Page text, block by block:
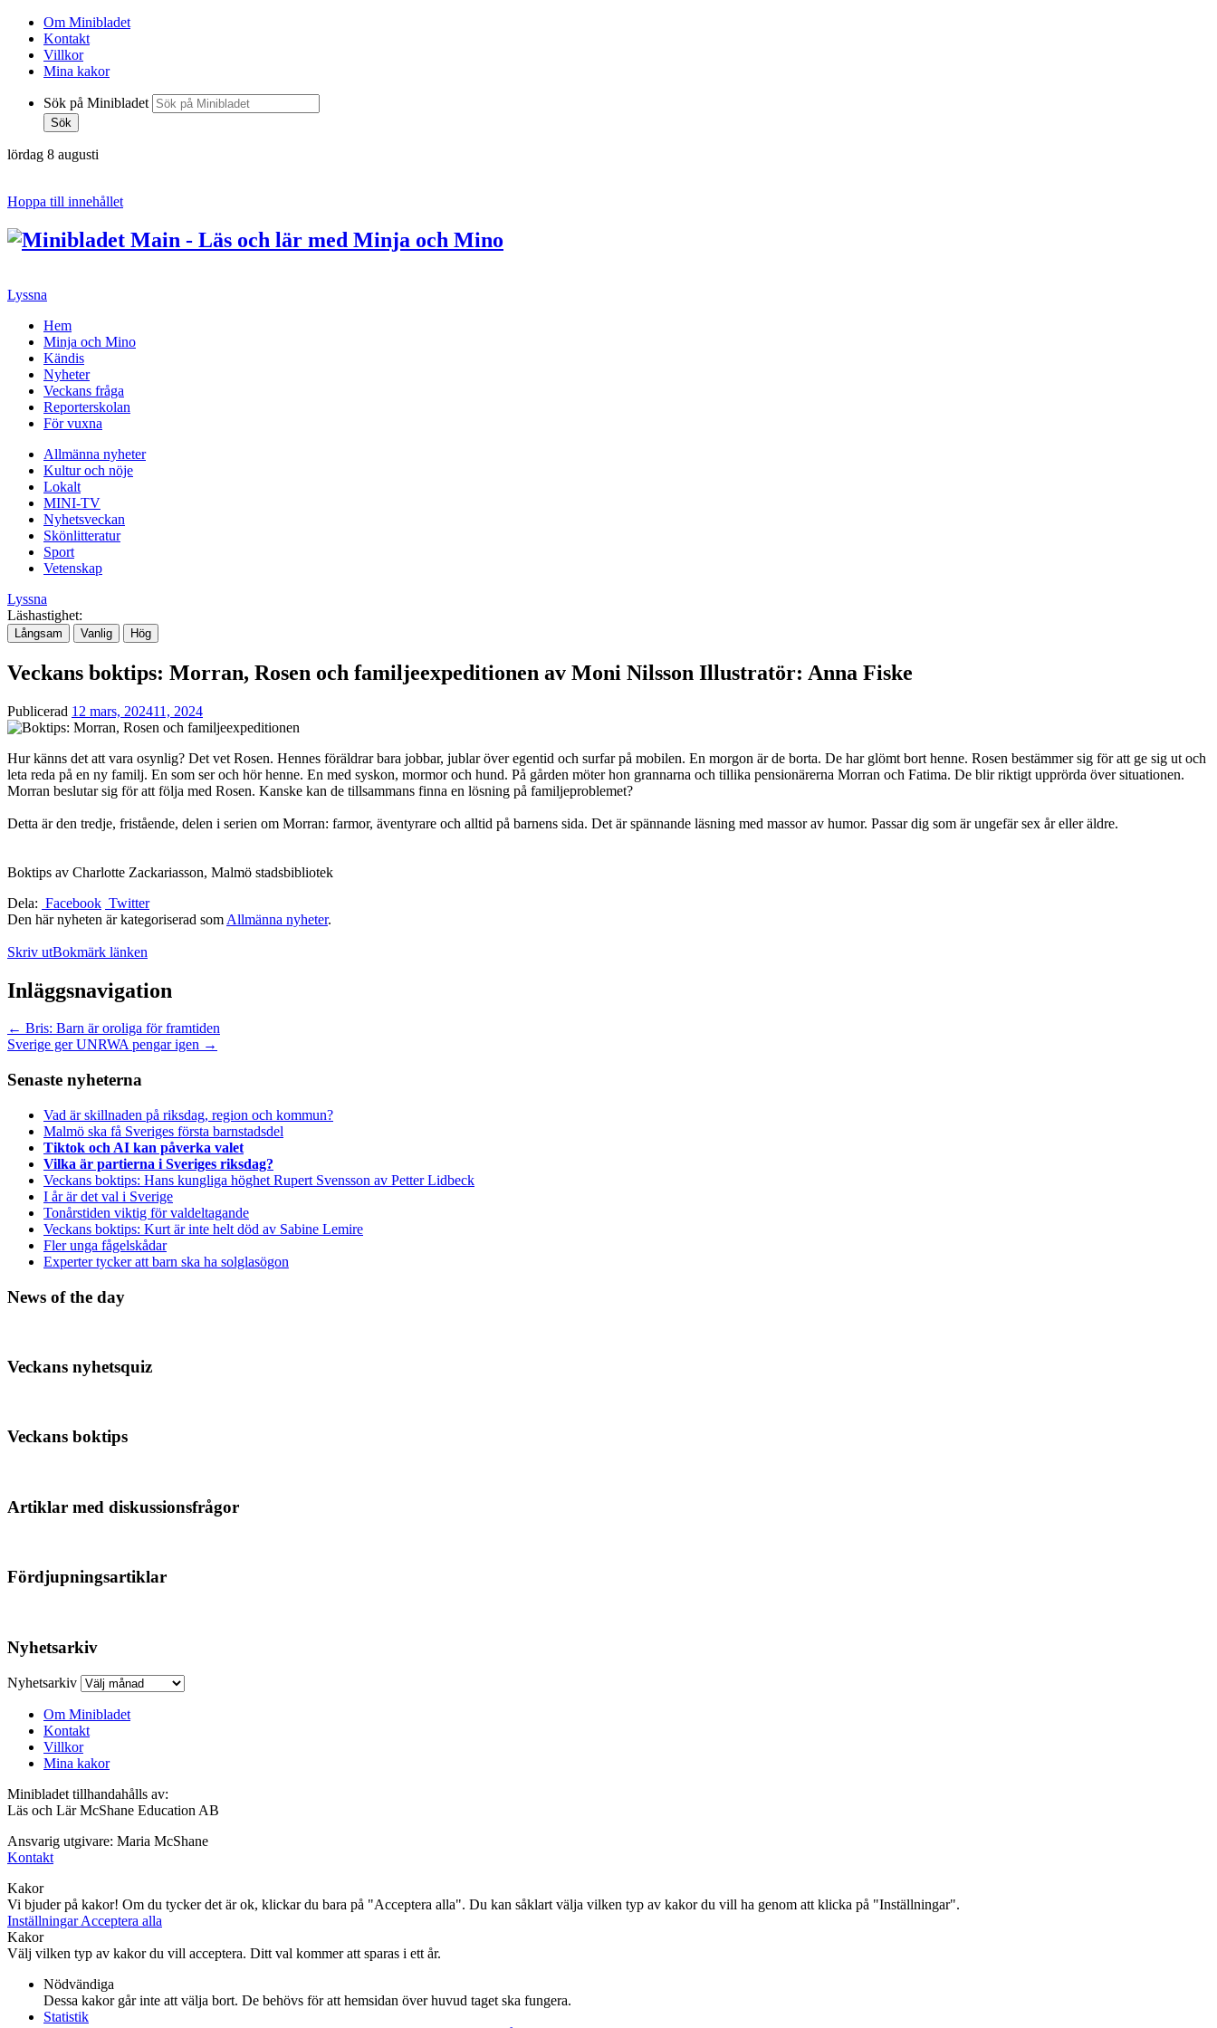
Om Minibladet
Kontakt
Villkor
Mina kakor
Sök på Minibladet
Sök
lördag 8 augusti
Hoppa till innehållet
Lyssna
Hem
Minja och Mino
Kändis
Nyheter
Veckans fråga
Reporterskolan
För vuxna
Allmänna nyheter
Kultur och nöje
Lokalt
MINI-TV
Nyhetsveckan
Skönlitteratur
Sport
Vetenskap
Lyssna
Läshastighet:
Långsam Vanlig Hög
Veckans boktips: Morran, Rosen och familjeexpeditionen av Moni Nilsson Illustratör: Anna Fiske
Publicerad 12 mars, 202411, 2024
Hur känns det att vara osynlig? Det vet Rosen. Hennes föräldrar bara jobbar, jublar över egentid och surfar på mobilen. En morgon är de borta. De har glömt bort henne. Rosen bestämmer sig för att ge sig ut och
leta reda på en ny familj. En som ser och hör henne. En med syskon, mormor och hund. På gården möter hon grannarna och tillika pensionärerna Morran och Fatima. De blir riktigt upprörda över situationen.
Morran beslutar sig för att följa med Rosen. Kanske kan de tillsammans finna en lösning på familjeproblemet?
Detta är den tredje, fristående, delen i serien om Morran: farmor, äventyrare och alltid på barnens sida. Det är spännande läsning med massor av humor. Passar dig som är ungefär sex år eller äldre.
Boktips av Charlotte Zackariasson, Malmö stadsbibliotek
Dela: Facebook Twitter
Den här nyheten är kategoriserad som Allmänna nyheter.
Skriv utBokmärk länken
Inläggsnavigation
← Bris: Barn är oroliga för framtiden
Sverige ger UNRWA pengar igen →
Senaste nyheterna
Vad är skillnaden på riksdag, region och kommun?
Malmö ska få Sveriges första barnstadsdel
Tiktok och AI kan påverka valet
Vilka är partierna i Sveriges riksdag?
Veckans boktips: Hans kungliga höghet Rupert Svensson av Petter Lidbeck
I år är det val i Sverige
Tonårstiden viktig för valdeltagande
Veckans boktips: Kurt är inte helt död av Sabine Lemire
Fler unga fågelskådar
Experter tycker att barn ska ha solglasögon
News of the day
Veckans nyhetsquiz
Veckans boktips
Artiklar med diskussionsfrågor
Fördjupningsartiklar
Nyhetsarkiv
Nyhetsarkiv
Om Minibladet
Kontakt
Villkor
Mina kakor
Minibladet tillhandahålls av:
Läs och Lär McShane Education AB
Ansvarig utgivare: Maria McShane
Kontakt
Kakor
Vi bjuder på kakor! Om du tycker det är ok, klickar du bara på "Acceptera alla". Du kan såklart välja vilken typ av kakor du vill ha genom att klicka på "Inställningar".
InställningarAcceptera alla
Kakor
Välj vilken typ av kakor du vill acceptera. Ditt val kommer att sparas i ett år.
Nödvändiga
Dessa kakor går inte att välja bort. De behövs för att hemsidan över huvud taget ska fungera.
Statistik